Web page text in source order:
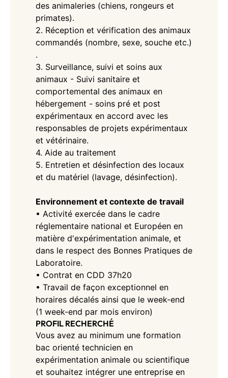
des animaleries (chiens, rongeurs et
primates).
2. Réception et vérification des animaux
commandés (nombre, sexe, souche etc.)
.
3. Surveillance, suivi et soins aux
animaux - Suivi sanitaire et
comportemental des animaux en
hébergement - soins pré et post
expérimentaux en accord avec les
responsables de projets expérimentaux
et vétérinaire.
4. Aide au traitement
5. Entretien et désinfection des locaux
et du matériel (lavage, désinfection).
Environnement et contexte de travail
• Activité exercée dans le cadre
réglementaire national et Européen en
matière d'expérimentation animale, et
dans le respect des Bonnes Pratiques de
Laboratoire.
• Contrat en CDD 37h20
• Travail de façon exceptionnel en
horaires décalés ainsi que le week-end
(1 week-end par mois environ)
PROFIL RECHERCHÉ
Vous avez au minimum une formation
bac orienté technicien en
expérimentation animale ou scientifique
et souhaitez intégrer une entreprise en